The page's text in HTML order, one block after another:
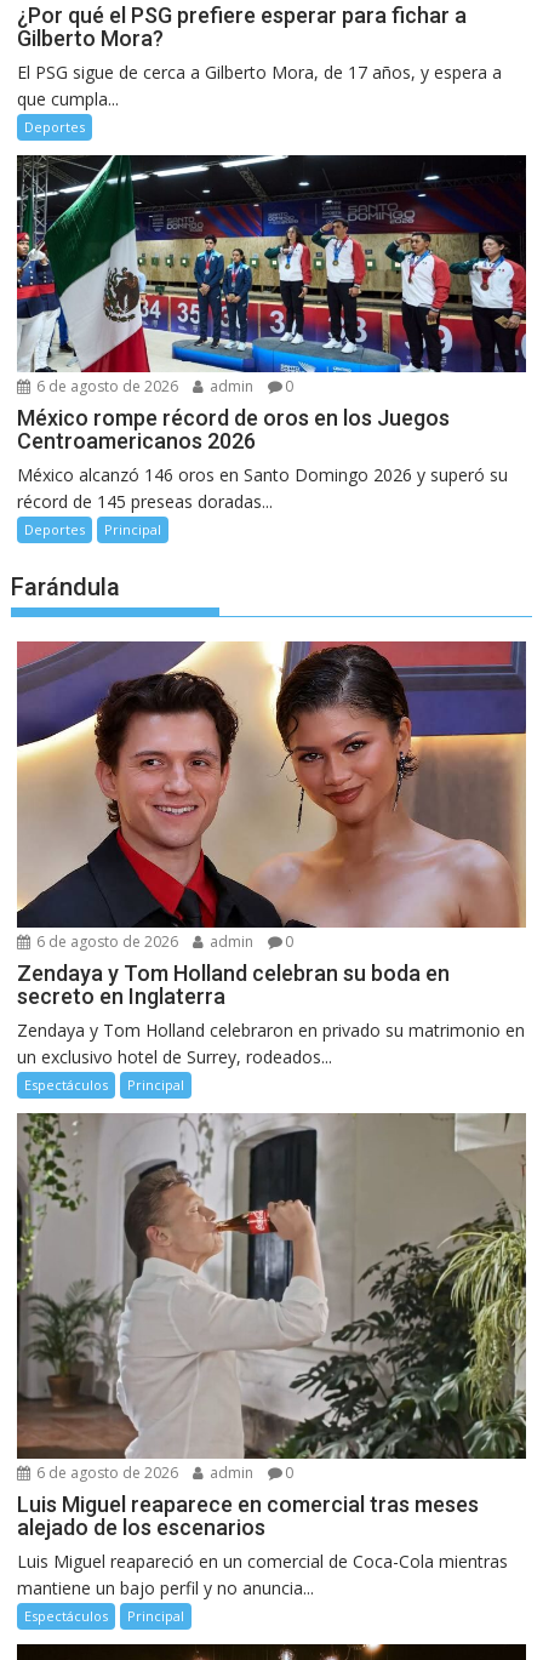
¿Por qué el PSG prefiere esperar para fichar a
Gilberto Mora?
El PSG sigue de cerca a Gilberto Mora, de 17 años, y espera a
que cumpla...
Deportes
6 de agosto de 2026 admin 0
México rompe récord de oros en los Juegos
Centroamericanos 2026
México alcanzó 146 oros en Santo Domingo 2026 y superó su
récord de 145 preseas doradas...
Deportes Principal
Farándula
6 de agosto de 2026 admin 0
Zendaya y Tom Holland celebran su boda en
secreto en Inglaterra
Zendaya y Tom Holland celebraron en privado su matrimonio en
un exclusivo hotel de Surrey, rodeados...
Espectáculos Principal
6 de agosto de 2026 admin 0
Luis Miguel reaparece en comercial tras meses
alejado de los escenarios
Luis Miguel reapareció en un comercial de Coca-Cola mientras
mantiene un bajo perfil y no anuncia...
Espectáculos Principal